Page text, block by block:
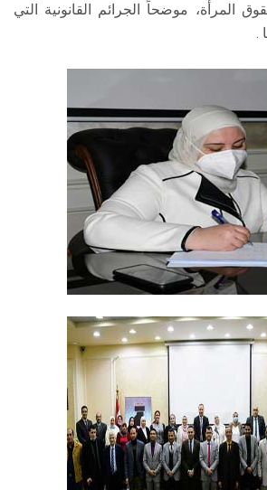
المرأة، موضحاً الجرائم القانونية التي
.